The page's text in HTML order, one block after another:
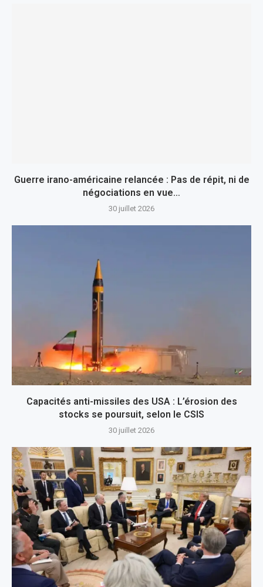
Guerre irano-américaine relancée : Pas de répit, ni de
négociations en vue…
30 juillet 2026
Capacités anti-missiles des USA : L’érosion des
stocks se poursuit, selon le CSIS
30 juillet 2026